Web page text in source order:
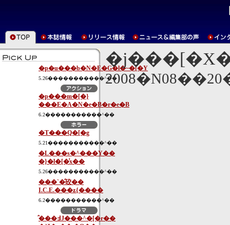
�p�u���b�N�E�G�l�~�[�Y
5.26�����������^��
�p���m�[�}
���E�A�N�e�B�r�e�B
6.2�����������^��
�T���Q�[�g
5.21�����������^��
�L���s�^���Y��
�}�l�[�͗x��
5.26�����������^��
���`�̂䂭��
I.C.E.���ʑ{����
6.2�����������^��
�̂��߃J���^�[�r��